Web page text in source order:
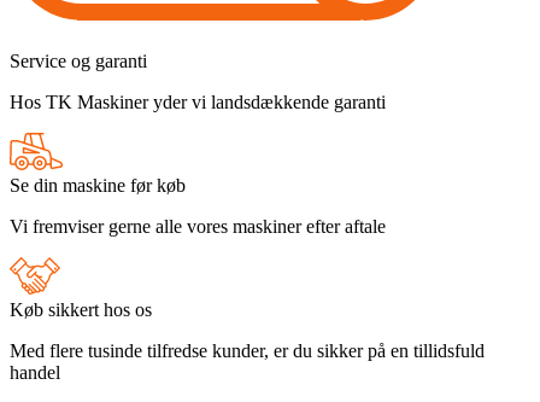
Service og garanti
Hos TK Maskiner yder vi landsdækkende garanti
Se din maskine før køb
Vi fremviser gerne alle vores maskiner efter aftale
Køb sikkert hos os
Med flere tusinde tilfredse kunder, er du sikker på en tillidsfuld
handel